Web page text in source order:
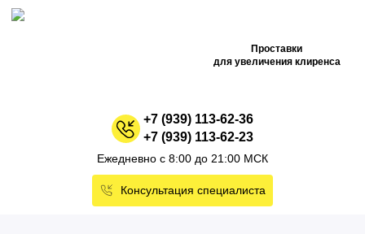
Проставки
для увеличения клиренса
+7 (939) 113-62-36
+7 (939) 113-62-23
Ежедневно с 8:00 до 21:00 МСК
Консультация специалиста